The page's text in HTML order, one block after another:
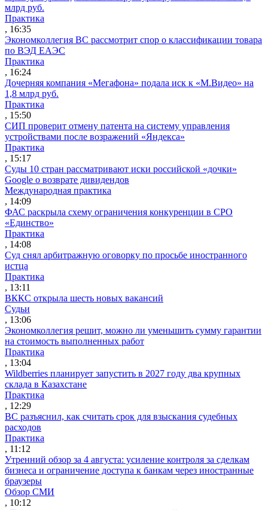
млрд руб.
Практика
, 16:35
Экономколлегия ВС рассмотрит спор о классификации товара
по ВЭД ЕАЭС
Практика
, 16:24
Дочерняя компания «Мегафона» подала иск к «М.Видео» на
1,8 млрд руб.
Практика
, 15:50
СИП проверит отмену патента на систему управления
устройствами после возражений «Яндекса»
Практика
, 15:17
Суды 10 стран рассматривают иски российской «дочки»
Google о возврате дивидендов
Международная практика
, 14:09
ФАС раскрыла схему ограничения конкуренции в СРО
«Единство»
Практика
, 14:08
Суд снял арбитражную оговорку по просьбе иностранного
истца
Практика
, 13:11
ВККС открыла шесть новых вакансий
Судьи
, 13:06
Экономколлегия решит, можно ли уменьшить сумму гарантии
на стоимость выполненных работ
Практика
, 13:04
Wildberries планирует запустить в 2027 году два крупных
склада в Казахстане
Практика
, 12:29
ВС разъяснил, как считать срок для взыскания судебных
расходов
Практика
, 11:12
Утренний обзор за 4 августа: усиление контроля за сделкам
бизнеса и ограничение доступа к банкам через иностранные
браузеры
Обзор СМИ
, 10:12